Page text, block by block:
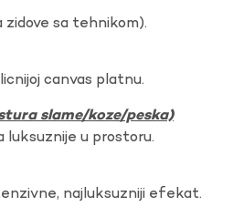
sa tehnikom).
canvas platnu.
slame/koze/peska)
luksuznije u prostoru.
najluksuzniji efekat.